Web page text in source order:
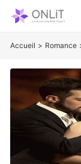
Accueil > Romance